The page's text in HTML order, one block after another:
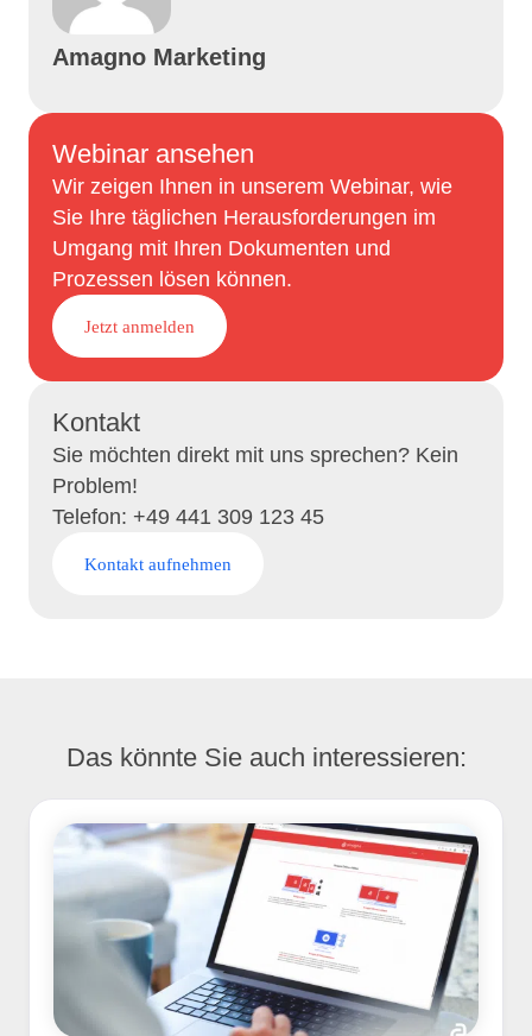
Webinar ansehen
Wir zeigen Ihnen in unserem Webinar, wie
Sie Ihre täglichen Herausforderungen im
Umgang mit Ihren Dokumenten und
Prozessen lösen können.
Jetzt anmelden
Kontakt
Sie möchten direkt mit uns sprechen? Kein
Problem!
Telefon: +49 441 309 123 45
Kontakt aufnehmen
Amagno Marketing
Das könnte Sie auch interessieren: